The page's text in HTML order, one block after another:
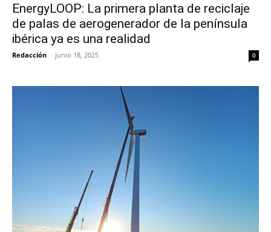
EnergyLOOP: La primera planta de reciclaje
de palas de aerogenerador de la península
ibérica ya es una realidad
Redacción - junio 18, 2025 0